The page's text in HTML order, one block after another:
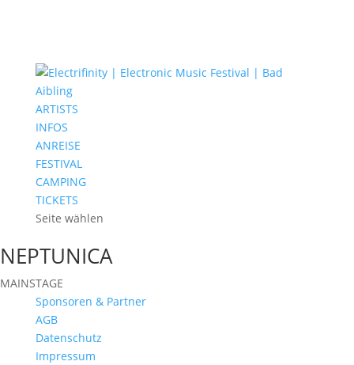
ARTISTS
INFOS
ANREISE
FESTIVAL
CAMPING
TICKETS
Seite wählen
NEPTUNICA
MAINSTAGE
Sponsoren & Partner
AGB
Datenschutz
Impressum